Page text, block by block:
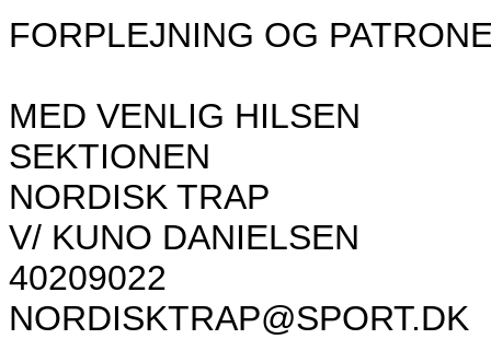
FORPLEJNING OG
MED VENLIG HILSEN
SEKTIONEN
NORDISK TRAP
V/ KUNO DANIELSEN
40209022
NORDISKTRAP@SPORT.DK